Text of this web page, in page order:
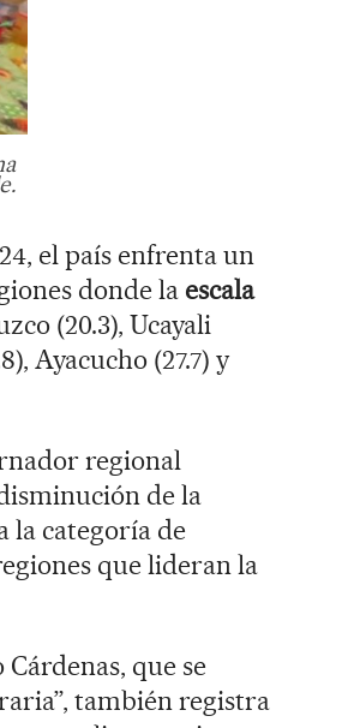
el país enfrenta un
donde la escala
(20.3), Ucayali
Ayacucho (27.7) y
regional
de la
la categoría de
que lideran la
que se
también registra